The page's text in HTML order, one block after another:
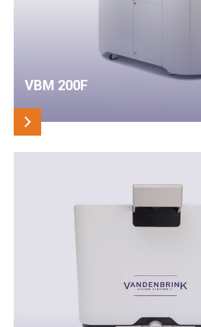
VBM 200F